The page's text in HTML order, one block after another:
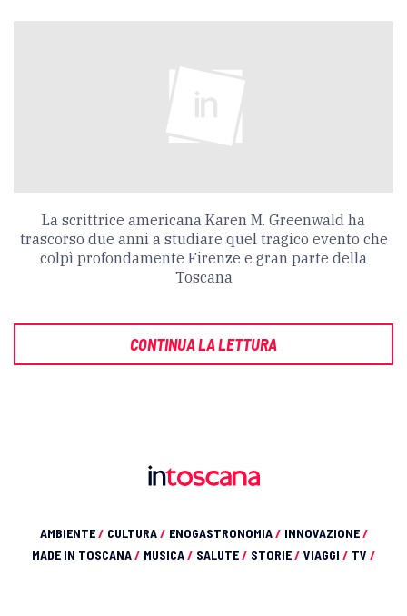
La scrittrice americana Karen M. Greenwald ha
trascorso due anni a studiare quel tragico evento che
colpì profondamente Firenze e gran parte della
Toscana
CONTINUA LA LETTURA
AMBIENTE/ CULTURA/ ENOGASTRONOMIA/ INNOVAZIONE/
MADE IN TOSCANA/ MUSICA/ SALUTE/ STORIE/ VIAGGI / TV /